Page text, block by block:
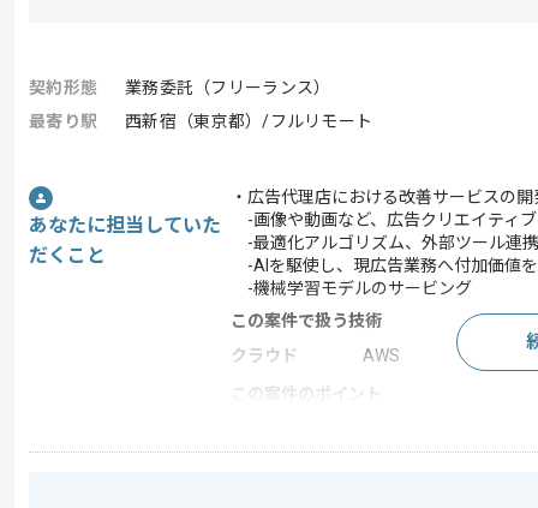
契約形態
業務委託（フリーランス）
最寄り駅
西新宿（東京都）/フルリモート
あなたに担当していた
だくこと
・広告代理店における改善サービスの
-画像や動画など、広告クリエイティ
-最適化アルゴリズム、外部ツール連
-AIを駆使し、現広告業務へ付加価値
-機械学習モデルのサービング
この案件で扱う技術
クラウド
AWS
この案件のポイント